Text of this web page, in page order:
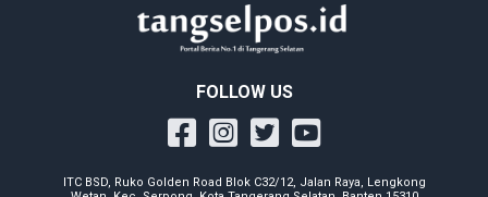
FOLLOW US
ITC BSD, Ruko Golden Road Blok C32/12, Jalan Raya, Lengkong